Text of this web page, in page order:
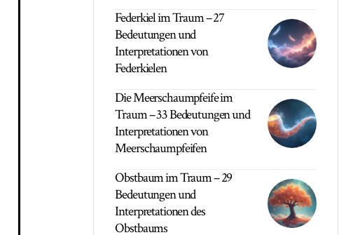
Federkiel im Traum – 27
Bedeutungen und
Interpretationen von
Federkielen
Die Meerschaumpfeife im
Traum – 33 Bedeutungen und
Interpretationen von
Meerschaumpfeifen
Obstbaum im Traum – 29
Bedeutungen und
Interpretationen des
Obstbaums